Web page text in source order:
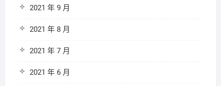
2021 年 9 月
2021 年 8 月
2021 年 7 月
2021 年 6 月